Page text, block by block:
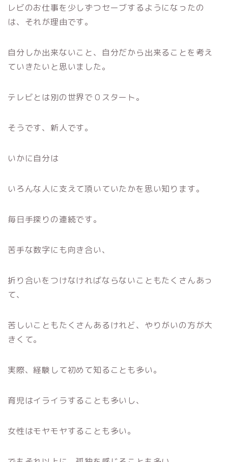
レビのお仕事を少しずつセーブするようになったの
は、それが理由です。
自分しか出来ないこと、自分だから出来ることを考え
ていきたいと思いました。
テレビとは別の世界で０スタート。
そうです、新人です。
いかに自分は
いろんな人に支えて頂いていたかを思い知ります。
毎日手探りの連続です。
苦手な数字にも向き合い、
折り合いをつけなければならないこともたくさんあっ
て、
苦しいこともたくさんあるけれど、やりがいの方が大
きくて。
実際、経験して初めて知ることも多い。
育児はイライラすることも多いし、
女性はモヤモヤすることも多い。